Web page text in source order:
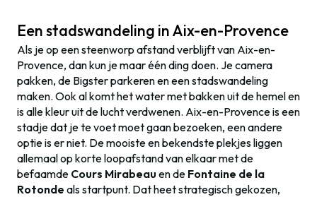
Een stadswandeling in Aix-en-Provence
Als je op een steenworp afstand verblijft van Aix-en-
Provence, dan kun je maar één ding doen. Je camera
pakken, de Bigster parkeren en een stadswandeling
maken. Ook al komt het water met bakken uit de hemel en
is alle kleur uit de lucht verdwenen. Aix-en-Provence is een
stadje dat je te voet moet gaan bezoeken, een andere
optie is er niet. De mooiste en bekendste plekjes liggen
allemaal op korte loopafstand van elkaar met de
befaamde Cours Mirabeau en de Fontaine de la
Rotonde als startpunt. Dat heet strategisch gekozen,